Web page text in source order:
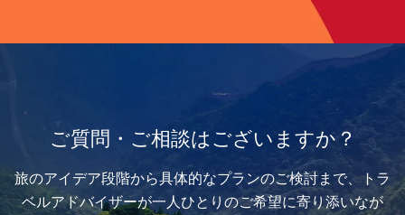
ご質問・ご相談はございますか？
旅のアイデア段階から具体的なプランのご検討まで、トラ
ベルアドバイザーが一人ひとりのご希望に寄り添いなが